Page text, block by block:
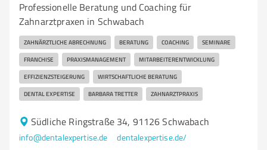
Professionelle Beratung und Coaching für
Zahnarztpraxen in Schwabach
ZAHNÄRZTLICHE ABRECHNUNG BERATUNG COACHING SEMINARE
FRANCHISE PRAXISMANAGEMENT MITARBEITERENTWICKLUNG
EFFIZIENZSTEIGERUNG WIRTSCHAFTLICHE BERATUNG
DENTAL EXPERTISE BARBARA TRETTER ZAHNARZTPRAXIS
Südliche Ringstraße 34, 91126 Schwabach
info@dentalexpertise.de dentalexpertise.de/